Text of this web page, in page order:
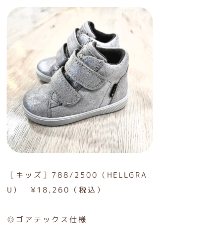
［キッズ］788/2500（HELLGRA
U） ¥18,260（税込）
◎ゴアテックス仕様